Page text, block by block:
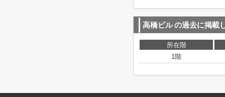
高橋ビルの過去に掲載
所在階
1階